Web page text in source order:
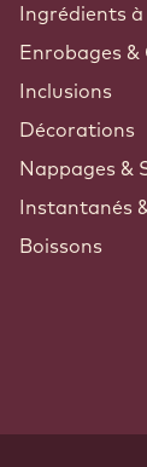
Ingrédients
Enrobages
Inclusions
Décorations
Nappages &
Instantanés
Boissons